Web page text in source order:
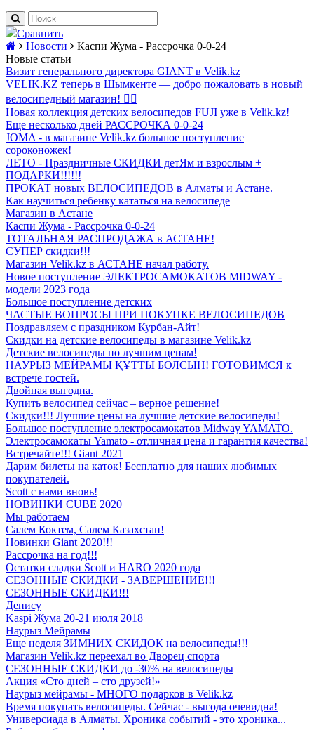
Сравнить
Новости
Каспи Жума - Рассрочка 0-0-24
Новые статьи
Визит генерального директора GIANT в Velik.kz
VELIK.KZ теперь в Шымкенте — добро пожаловать в новый
велосипедный магазин! 🚴‍♂️
Новая коллекция детских велосипедов FUJI уже в Velik.kz!
Еще несколько дней РАССРОЧКА 0-0-24
JOMA - в магазине Velik.kz большое поступление
сороконожек!
ЛЕТО - Праздничные СКИДКИ детЯм и взрослым +
ПОДАРКИ!!!!!!
ПРОКАТ новых ВЕЛОСИПЕДОВ в Алматы и Астане.
Как научиться ребенку кататься на велосипеде
Магазин в Астане
Каспи Жума - Рассрочка 0-0-24
ТОТАЛЬНАЯ РАСПРОДАЖА в АСТАНЕ!
СУПЕР скидки!!!
Магазин Velik.kz в АСТАНЕ начал работу.
Новое поступление ЭЛЕКТРОСАМОКАТОВ MIDWAY -
модели 2023 года
Большое поступление детских
ЧАСТЫЕ ВОПРОСЫ ПРИ ПОКУПКЕ ВЕЛОСИПЕДОВ
Поздравляем с праздником Курбан-Айт!
Скидки на детские велосипеды в магазине Velik.kz
Детские велосипеды по лучшим ценам!
НАУРЫЗ МЕЙРАМЫ ҚҰТТЫ БОЛСЫН! ГОТОВИМСЯ к
встрече гостей.
Двойная выгодна.
Купить велосипед сейчас – верное решение!
Скидки!!! Лучшие цены на лучшие детские велосипеды!
Большое поступление электросамокатов Midway YAMATO.
Электросамокаты Yamato - отличная цена и гарантия качества!
Встречайте!!! Giant 2021
Дарим билеты на каток! Бесплатно для наших любимых
покупателей.
Scott с нами вновь!
НОВИНКИ CUBE 2020
Мы работаем
Салем Коктем, Салем Казахстан!
Новинки Giant 2020!!!
Рассрочка на год!!!
Остатки сладки Scott и HARO 2020 года
СЕЗОННЫЕ СКИДКИ - ЗАВЕРШЕНИЕ!!!
СЕЗОННЫЕ СКИДКИ!!!
Денису
Kaspi Жума 20-21 июля 2018
Наурыз Мейрамы
Еще неделя ЗИМНИХ СКИДОК на велосипеды!!!
Магазин Velik.kz переехал во Дворец спорта
СЕЗОННЫЕ СКИДКИ до -30% на велосипеды
Акция «Сто дней – сто друзей!»
Наурыз мейрамы - МНОГО подарков в Velik.kz
Время покупать велосипеды. Сейчас - выгода очевидна!
Универсиада в Алматы. Хроника событий - это хроника...